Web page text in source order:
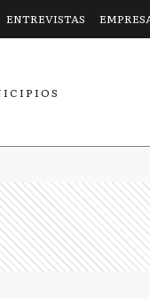
ENTREVISTAS